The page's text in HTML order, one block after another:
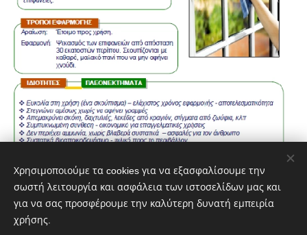
Χρησιμοποιούμε τα cookies για να εξασφαλίσουμε την
σωστή λειτουργία και ασφάλεια των ιστοσελίδων μας και
για να σας προσφέρουμε την καλύτερη δυνατή εμπειρία
χρήσης.